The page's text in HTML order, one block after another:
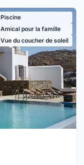
Piscine
Amical pour la famille
Vue du coucher de soleil